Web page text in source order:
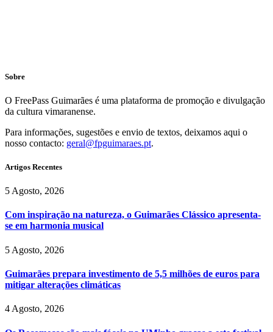
Sobre
O FreePass Guimarães é uma plataforma de promoção e divulgação
da cultura vimaranense.
Para informações, sugestões e envio de textos, deixamos aqui o
nosso contacto: geral@fpguimaraes.pt.
Artigos Recentes
5 Agosto, 2026
Com inspiração na natureza, o Guimarães Clássico apresenta-
se em harmonia musical
5 Agosto, 2026
Guimarães prepara investimento de 5,5 milhões de euros para
mitigar alterações climáticas
4 Agosto, 2026